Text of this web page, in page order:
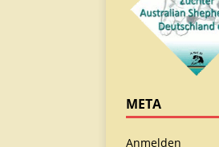
META
Anmelden